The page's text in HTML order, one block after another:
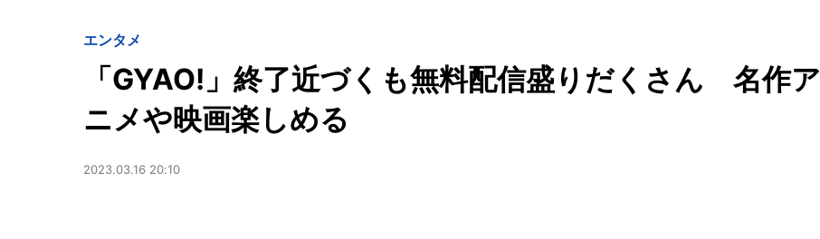
エンタメ
「GYAO!」終了近づくも無料配信盛りだくさん 名作ア
ニメや映画楽しめる
2023.03.16 20:10